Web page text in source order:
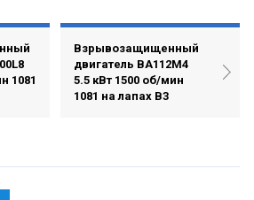
1081
Взрывозащищенный
двигатель ВА112М4
5.5 кВт 1500 об/мин
1081 на лапах В3